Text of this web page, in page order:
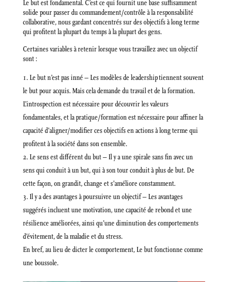
Le but est fondamental. C’est ce qui fournit une base suffisamment
solide pour passer du commandement/contrôle à la responsabilité
collaborative, nous gardant concentrés sur des objectifs à long terme
qui profitent la plupart du temps à la plupart des gens.
Certaines variables à retenir lorsque vous travaillez avec un objectif
sont :
Le but n’est pas inné – Les modèles de leadership tiennent souvent
le but pour acquis. Mais cela demande du travail et de la formation.
L’introspection est nécessaire pour découvrir les valeurs
fondamentales, et la pratique/formation est nécessaire pour affiner la
capacité d’aligner/modifier ces objectifs en actions à long terme qui
profitent à la société dans son ensemble.
Le sens est différent du but – Il y a une spirale sans fin avec un
sens qui conduit à un but, qui à son tour conduit à plus de but. De
cette façon, on grandit, change et s’améliore constamment.
Il y a des avantages à poursuivre un objectif – Les avantages
suggérés incluent une motivation, une capacité de rebond et une
résilience améliorées, ainsi qu’une diminution des comportements
d’évitement, de la maladie et du stress.
En bref, au lieu de dicter le comportement, Le but fonctionne comme
une boussole.